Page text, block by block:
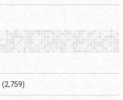
(2,759)